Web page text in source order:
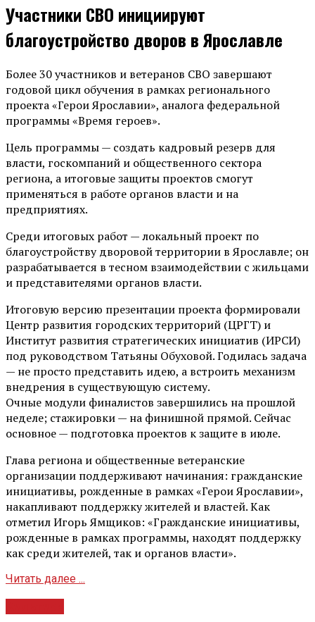
Участники СВО инициируют
благоустройство дворов в Ярославле
Более 30 участников и ветеранов СВО завершают
годовой цикл обучения в рамках регионального
проекта «Герои Ярославии», аналога федеральной
программы «Время героев».
Цель программы — создать кадровый резерв для
власти, госкомпаний и общественного сектора
региона, а итоговые защиты проектов смогут
применяться в работе органов власти и на
предприятиях.
Среди итоговых работ — локальный проект по
благоустройству дворовой территории в Ярославле; он
разрабатывается в тесном взаимодействии с жильцами
и представителями органов власти.
Итоговую версию презентации проекта формировали
Центр развития городских территорий (ЦРГТ) и
Институт развития стратегических инициатив (ИРСИ)
под руководством Татьяны Обуховой. Годилась задача
— не просто представить идею, а встроить механизм
внедрения в существующую систему.
Очные модули финалистов завершились на прошлой
неделе; стажировки — на финишной прямой. Сейчас
основное — подготовка проектов к защите в июле.
Глава региона и общественные ветеранские
организации поддерживают начинания: гражданские
инициативы, рожденные в рамках «Герои Ярославии»,
накапливают поддержку жителей и властей. Как
отметил Игорь Ямщиков: «Гражданские инициативы,
рожденные в рамках программы, находят поддержку
как среди жителей, так и органов власти».
Читать далее ...